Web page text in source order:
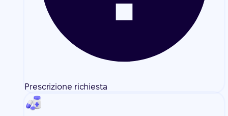
Prescrizione richiesta